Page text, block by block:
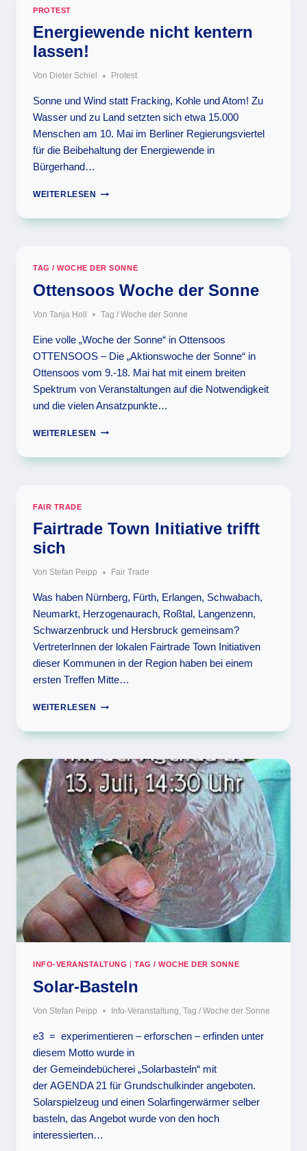
WIND
PROTEST
Energiewende nicht kentern
lassen!
Von Dieter Schiel Protest
Sonne und Wind statt Fracking, Kohle und Atom! Zu
Wasser und zu Land setzten sich etwa 15.000
Menschen am 10. Mai im Berliner Regierungsviertel
für die Beibehaltung der Energiewende in
Bürgerhand…
WEITERLESEN
ENERGIEWENDE
KENTERN
TAG / WOCHE DER SONNE
Ottensoos Woche der Sonne
Von Tanja Holl Tag / Woche der Sonne
Eine volle „Woche der Sonne“ in Ottensoos
OTTENSOOS – Die „Aktionswoche der Sonne“ in
Ottensoos vom 9.-18. Mai hat mit einem breiten
Spektrum von Veranstaltungen auf die Notwendigkeit
und die vielen Ansatzpunkte…
WEITERLESEN
OTTENSOOS
DER
FAIR TRADE
Fairtrade Town Initiative trifft
sich
Von Stefan Peipp Fair Trade
Was haben Nürnberg, Fürth, Erlangen, Schwabach,
Neumarkt, Herzogenaurach, Roßtal, Langenzenn,
Schwarzenbruck und Hersbruck gemeinsam?
VertreterInnen der lokalen Fairtrade Town Initiativen
dieser Kommunen in der Region haben bei einem
ersten Treffen Mitte…
WEITERLESEN
FAIRTRADE
INITIATIVE
INFO-VERANSTALTUNG |TAG / WOCHE DER SONNE
Solar-Basteln
Von Stefan Peipp Info-Veranstaltung ,Tag / Woche der Sonne
e3 = experimentieren – erforschen – erfinden unter
diesem Motto wurde in
der Gemeindebücherei „Solarbasteln“ mit
der AGENDA 21 für Grundschulkinder angeboten.
Solarspielzeug und einen Solarfingerwärmer selber
basteln, das Angebot wurde von den hoch
interessierten…